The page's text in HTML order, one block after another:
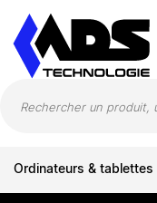
Ordinateurs & tablettes